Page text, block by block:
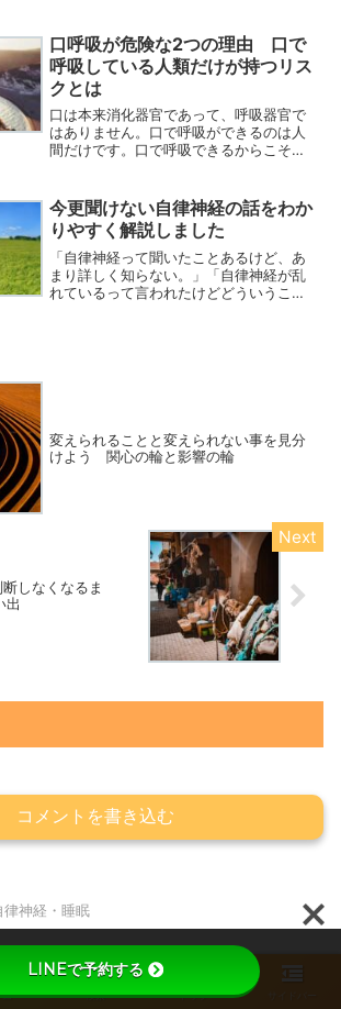
は外れまています！
口呼吸が危険な2つの理由 口で
呼吸している人類だけが持つリス
クとは
口は本来消化器官であって、呼吸器官で
はありません。口で呼吸ができるのは人
間だけです。口で呼吸できるからこその
呼吸のメリットとデメリットを紹介しま
す。
今更聞けない自律神経の話をわか
りやすく解説しました
「自律神経って聞いたことあるけど、あ
まり詳しく知らない。」「自律神経が乱
れているって言われたけどどういうこ
変えられることと変えられない事を見分
けよう 関心の輪と影響の輪
しなくなるま
出
コメントを書き込む
律神経・睡眠
ム 検索 トップ
LINEで予約する